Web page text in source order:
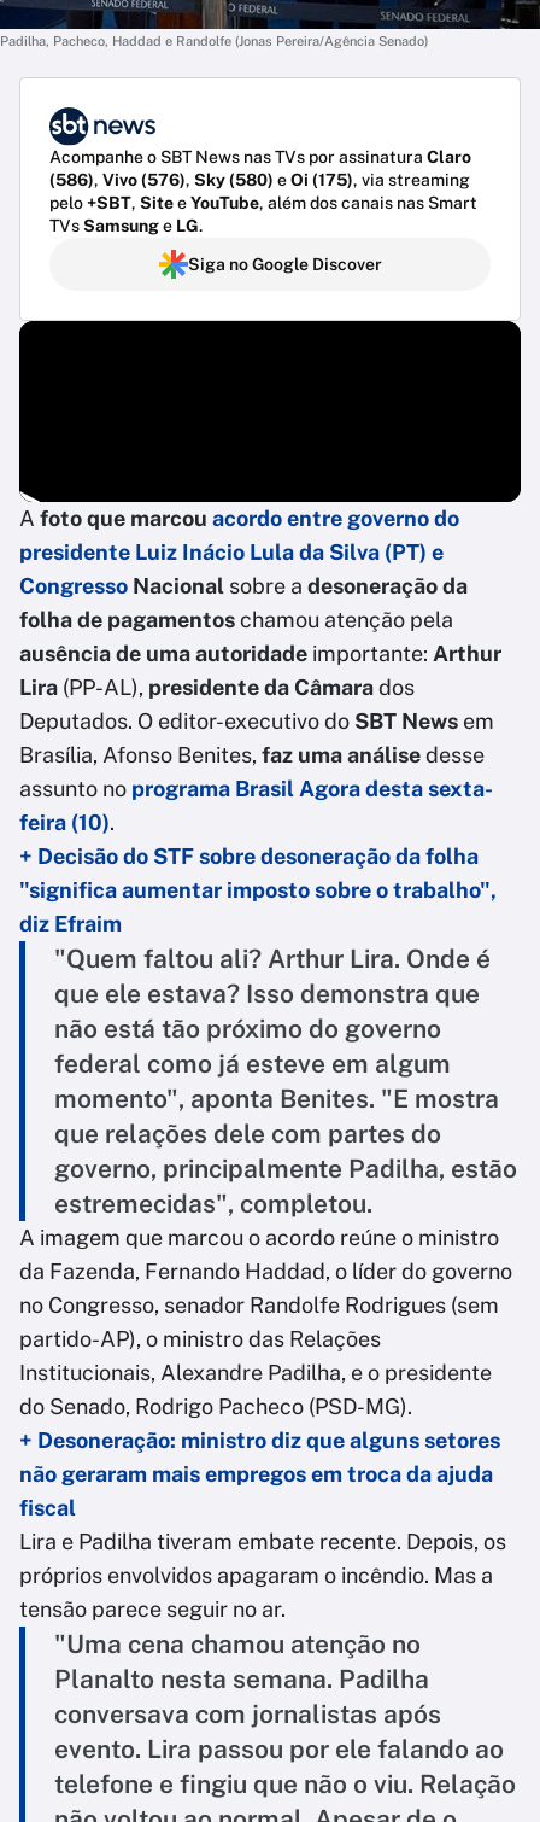
Padilha, Pacheco, Haddad e Randolfe (Jonas Pereira/Agência Senado)
Acompanhe o SBT News nas TVs por assinatura Claro
(586), Vivo (576), Sky (580) eOi (175), via streaming
pelo+SBT, SiteeYouTube, além dos canais nas Smart
TVsSamsunge LG.
Siga no Google Discover
A foto que marcou acordoentre governodo
presidente Luiz Inácio Lula da Silva (PT) e
Congresso Nacional sobre a desoneração da
folha de pagamentoschamou atenção pela
ausência de uma autoridade importante: Arthur
Lira (PP-AL), presidente da Câmarados
Deputados. O editor-executivo do SBT News em
Brasília, Afonso Benites, faz uma análisedesse
assunto no programa Brasil Agoradesta sexta-
feira (10).
+ Decisão do STF sobre desoneração da folha
"significa aumentar imposto sobre o trabalho",
diz Efraim
"Quem faltou ali? Arthur Lira. Onde é
que ele estava? Isso demonstra que
não está tão próximo do governo
federal como já esteve em algum
momento", aponta Benites. "E mostra
que relações dele com partes do
governo, principalmente Padilha, estão
estremecidas", completou.
A imagem que marcou o acordo reúne o ministro
da Fazenda, Fernando Haddad, o líder do governo
no Congresso, senador Randolfe Rodrigues (sem
partido-AP), o ministro das Relações
Institucionais, Alexandre Padilha, e o presidente
do Senado, Rodrigo Pacheco (PSD-MG).
+ Desoneração: ministro diz que alguns setores
não geraram mais empregos em troca da ajuda
fiscal
Lira e Padilha tiveram embate recente. Depois, os
próprios envolvidos apagaram o incêndio. Mas a
tensão parece seguir no ar.
"Uma cena chamou atenção no
Planalto nesta semana. Padilha
conversava com jornalistas após
evento. Lira passou por ele falando ao
telefone e fingiu que não o viu. Relação